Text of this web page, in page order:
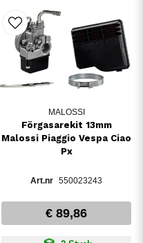
MALOSSI
Förgasarekit 13mm
Malossi Piaggio Vespa Ciao
Px
550023243
€ 89,86